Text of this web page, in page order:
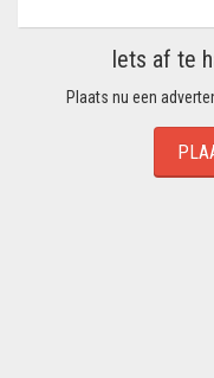
Iets af te
Plaats nu een